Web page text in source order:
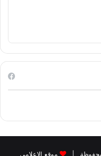
موقع الاعلامي